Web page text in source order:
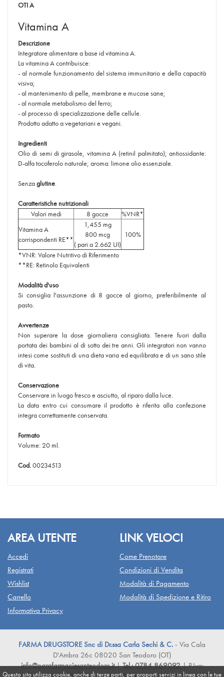
Questo sito utilizza cookie, anche di terze parti, per proporti servizi in linea con le tue
OTI A
Vitamina A
Descrizione
Integratore alimentare a base id vitamina A.
La vitamina A contribuisce:
- al normale funzionamento del sistema immunitario e della capacità
visiva;
- al mantenimento di pelle, membrane e mucose sane;
- al normale metabolismo del ferro;
- al processo di specializzazione delle cellule.
Prodotto adatto a vegetariani e vegani.
Ingredienti
Olio di semi di girasole, vitamina A (retinil palmitato); antiossidante:
D-alfa tocoferolo naturale; aroma: limone olio essenziale.
Senzaglutine.
Caratteristiche nutrizionali
Valori medi
8 gocce
%VNR*
Vitamina A
corrispondenti RE**
1,455 mg
800 mcg
( pari a 2.662 UI)
100%
*VNR: Valore Nutritivo di Riferimento
**RE: Retinolo Equivalenti
Modalità d'uso
Si consiglia l'assunzione di 8 gocce al giorno, preferibilmente al
pasto.
Avvertenze
Non superare la dose giornaliera consigliata. Tenere fuori dalla
portata dei bambini al di sotto dei tre anni. Gli integratori non vanno
intesi come sostituti di una dieta varia ed equilibrata e di un sano stile
di vita.
Conservazione
Conservare in luogo fresco e asciutto, al riparo dalla luce.
La data entro cui consumare il prodotto è riferita alla confezione
integra correttamente conservata.
Formato
Volume: 20 ml.
Cod.00234513
AREA UTENTE
Accedi
Registrati
Wishlist
Carrello
Informativa Privacy
LINK VELOCI
Come Prenotare
Condizioni di Vendita
Modalità di Pagamento
Modalità di Spedizione e Ritiro
FARMA DRUGSTORE Snc di Dr.ssa Carla Sechi & C. - Via Cala
D'Ambra 26c 08020 San Teodoro (OT)
info@parafarmaciesanteodoro.it|Tel.: 0784 869092| P.Iva: